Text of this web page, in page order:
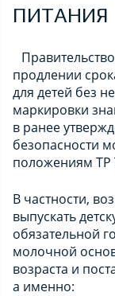
ПИТАНИЯ
продлении
для детей без
маркировки
в ранее
безопасности
положениям ТР
В частности,
выпускать
обязательной
молочной
возраста и
а именно: